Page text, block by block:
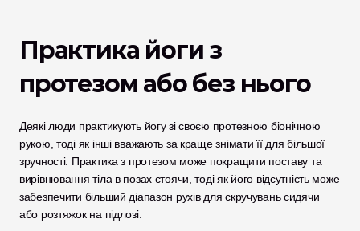
Практика йоги з
протезом або без нього
Деякі люди практикують йогу зі своєю протезною біонічною
рукою, тоді як інші вважають за краще знімати її для більшої
зручності. Практика з протезом може покращити поставу та
вирівнювання тіла в позах стоячи, тоді як його відсутність може
забезпечити більший діапазон рухів для скручувань сидячи
або розтяжок на підлозі.